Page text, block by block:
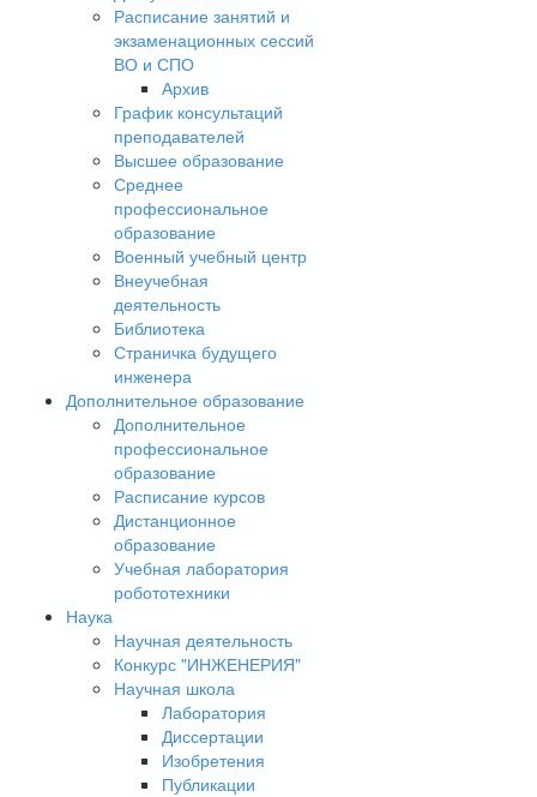
Расписание занятий и
экзаменационных сессий
ВО и СПО
Архив
График консультаций
преподавателей
Высшее образование
Среднее
профессиональное
образование
Военный учебный центр
Внеучебная
деятельность
Библиотека
Страничка будущего
инженера
Дополнительное образование
Дополнительное
профессиональное
образование
Расписание курсов
Дистанционное
образование
Учебная лаборатория
робототехники
Наука
Научная деятельность
Конкурс "ИНЖЕНЕРИЯ"
Научная школа
Лаборатория
Диссертации
Изобретения
Публикации